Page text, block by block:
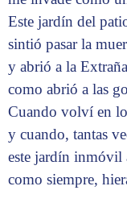
Este jardín del
sintió pasar la
y abrió a la
como abrió a las
Cuando volví en
y cuando, tantas
este jardín inmóvil
como siempre,